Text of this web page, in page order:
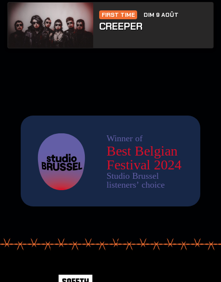
FIRST TIME DIM 9 AOÛT
CREEPER